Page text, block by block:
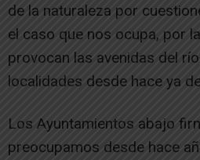
de la naturaleza por
el caso que nos ocupa, por
provocan las avenidas del
localidades desde hace ya
Los Ayuntamientos abajo
preocupamos desde hace